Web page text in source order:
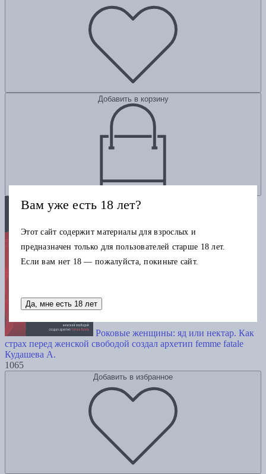
Добавить в корзину
Роковые женщины: яд или нектар. Как
страх перед женской свободой создал архетип femme fatale
Кудашева А.
1065
Добавить в избранное
Вам уже есть 18 лет?
Этот сайт содержит материалы для взрослых и
предназначен только для пользователей старше 18 лет.
Если вам нет 18 — пожалуйста, покиньте сайт.
Да, мне есть 18 лет